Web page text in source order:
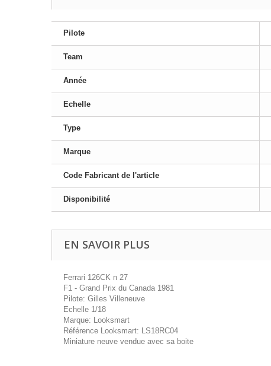
Pilote
Team
Année
Echelle
Type
Marque
Code Fabricant de l'article
Disponibilité
EN SAVOIR PLUS
Ferrari 126CK n 27
F1 - Grand Prix du Canada 1981
Pilote: Gilles Villeneuve
Echelle 1/18
Marque: Looksmart
Référence Looksmart: LS18RC04
Miniature neuve vendue avec sa boite